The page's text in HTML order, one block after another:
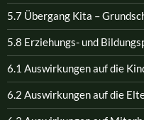
5.7 Übergang Kita –
5.8 Erziehungs- und
6.1 Auswirkungen auf die
6.2 Auswirkungen auf die